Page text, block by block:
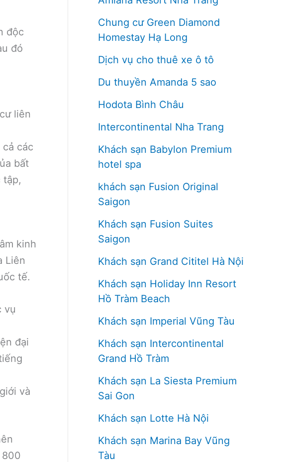
độc
đó
liên
các
bất
tập,
kinh
Liên
tế.
vụ
đại
và
800
Chung cư Green Diamond
Homestay Hạ Long
Dịch vụ cho thuê xe ô tô
Du thuyền Amanda 5 sao
Hodota Bình Châu
Intercontinental Nha Trang
Khách sạn Babylon Premium
hotel spa
khách sạn Fusion Original
Saigon
Khách sạn Fusion Suites
Saigon
Khách sạn Grand Cititel Hà Nội
Khách sạn Holiday Inn Resort
Hồ Tràm Beach
Khách sạn Imperial Vũng Tàu
Khách sạn Intercontinental
Grand Hồ Tràm
Khách sạn La Siesta Premium
Sai Gon
Khách sạn Lotte Hà Nội
Khách sạn Marina Bay Vũng
Tàu